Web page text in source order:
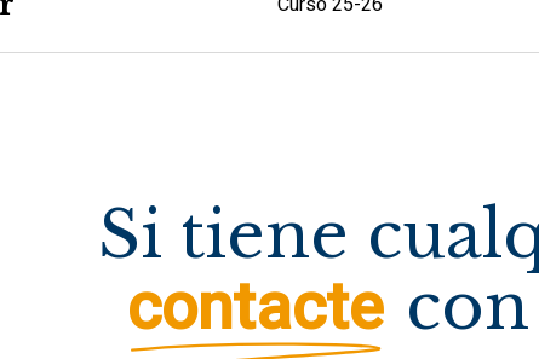
Si tiene
contacte